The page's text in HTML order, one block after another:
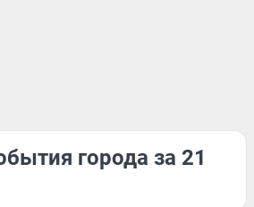
города за 21